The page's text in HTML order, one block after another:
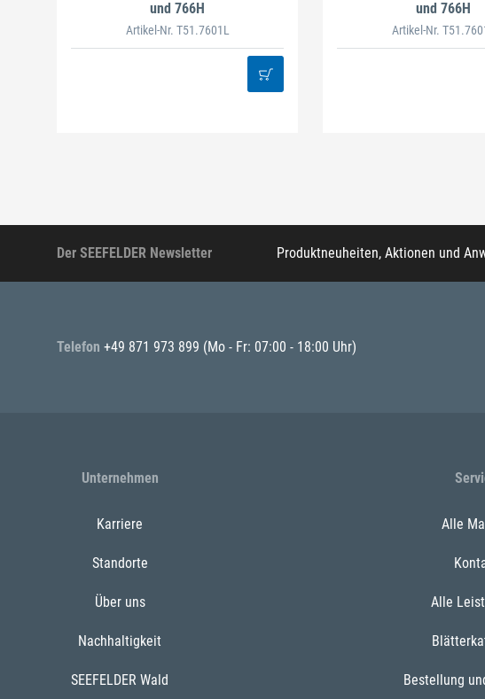
und 766H
Artikel-Nr. T51.7601L
und 766H
Artikel-Nr.
Der SEEFELDER Newsletter Produktneuheiten, Aktionen und
Telefon +49 871 973 899 (Mo - Fr: 07:00 - 18:00 Uhr)
Unternehmen
Karriere
Standorte
Über uns
Nachhaltigkeit
SEEFELDER Wald
Alle
Alle
Bestellung